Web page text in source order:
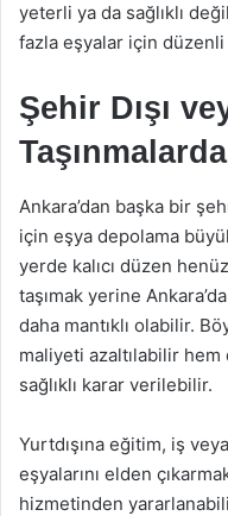
yeterli ya da sağlıklı
fazla eşyalar için
Şehir Dışı
Ankara’dan başka bir
için eşya depolama
yerde kalıcı düzen
taşımak yerine
daha mantıklı olabilir.
maliyeti azaltılabilir hem
sağlıklı karar verilebilir.
Yurtdışına eğitim, iş
eşyalarını elden
hizmetinden